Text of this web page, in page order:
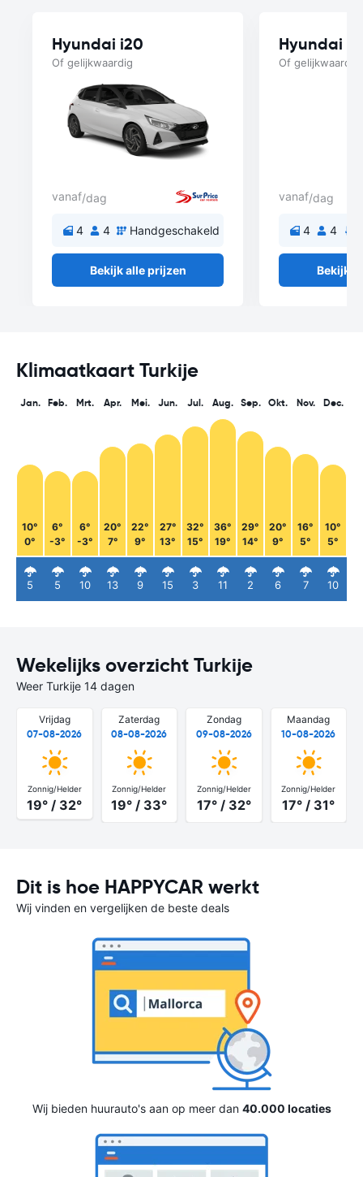
Hyundai i20
Of gelijkwaardig
vanaf/dag
4 4 Handgeschakeld
Bekijk alle prijzen
Hyundai
Of gelijkwaardig
vanaf/dag
4 4
Bekijk
Klimaatkaart Turkije
Jan.
10°
0°
5
Feb.
6°
-3°
5
Mrt.
6°
-3°
10
Apr.
20°
7°
13
Mei.
22°
9°
9
Jun.
27°
13°
15
Jul.
32°
15°
3
Aug.
36°
19°
11
Sep.
29°
14°
2
Okt.
20°
9°
6
Nov.
16°
5°
7
Dec.
10°
5°
10
Wekelijks overzicht Turkije
Weer Turkije 14 dagen
Vrijdag
07-08-2026
Zonnig/Helder
19° / 32°
Zaterdag
08-08-2026
Zonnig/Helder
19° / 33°
Zondag
09-08-2026
Zonnig/Helder
17° / 32°
Maandag
10-08-2026
Zonnig/Helder
17° / 31°
Dit is hoe HAPPYCAR werkt
Wij vinden en vergelijken de beste deals
Wij bieden huurauto's aan op meer dan 40.000 locaties